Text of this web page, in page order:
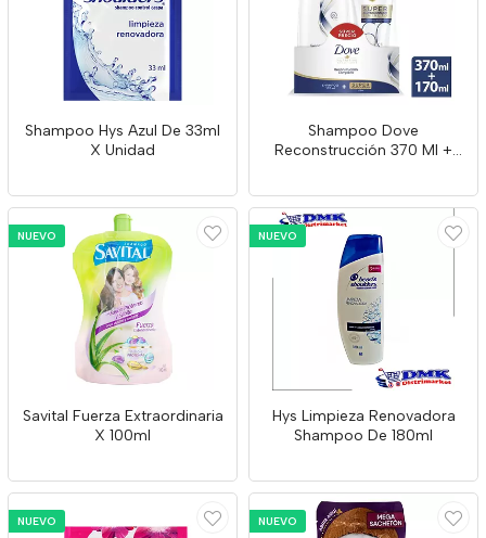
Shampoo Hys Azul De 33ml
X Unidad
Shampoo Dove
Reconstrucción 370 Ml +
NUEVO
Savital Fuerza Extraordinaria
X 100ml
NUEVO
Hys Limpieza Renovadora
Shampoo De 180ml
NUEVO NUEVO